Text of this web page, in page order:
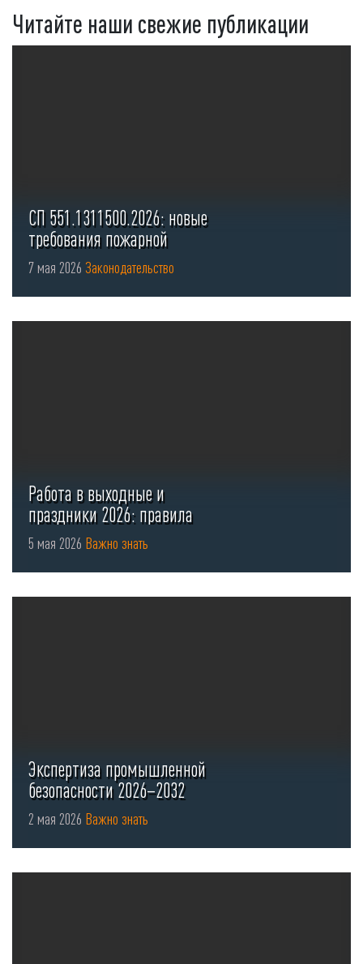
Читайте наши свежие публикации
СП 551.1311500.2026: новые
требования пожарной
безопасности для стоянок ...
7 мая 2026 Законодательство
Работа в выходные и
праздники 2026: правила
оформления ...
5 мая 2026 Важно знать
Экспертиза промышленной
безопасности 2026–2032
2 мая 2026 Важно знать